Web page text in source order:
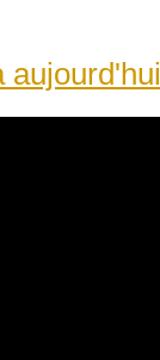
aujourd'hui